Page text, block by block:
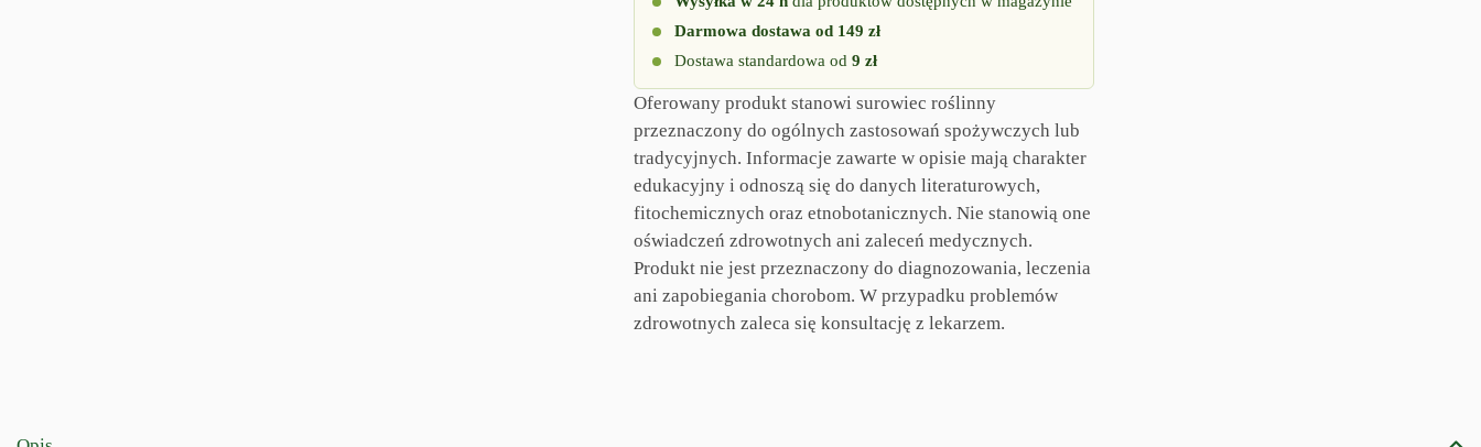
Darmowa dostawa od 149 zł
Dostawa standardowa od 9 zł
Oferowany produkt stanowi surowiec roślinny
przeznaczony do ogólnych zastosowań spożywczych lub
tradycyjnych. Informacje zawarte w opisie mają charakter
edukacyjny i odnoszą się do danych literaturowych,
fitochemicznych oraz etnobotanicznych. Nie stanowią one
oświadczeń zdrowotnych ani zaleceń medycznych.
Produkt nie jest przeznaczony do diagnozowania, leczenia
ani zapobiegania chorobom. W przypadku problemów
zdrowotnych zaleca się konsultację z lekarzem.